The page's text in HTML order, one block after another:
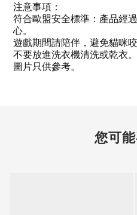
注意事項：
符合歐盟安全標準：產品經
心。
遊戲期間請陪伴，避免貓咪
不要放進洗衣機清洗或乾衣。
圖片只供參考。
您可